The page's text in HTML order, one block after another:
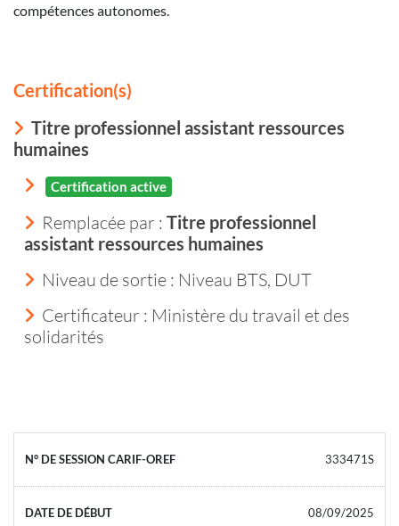
compétences autonomes.
Certification(s)
Titre professionnel assistant ressources
humaines
Certification active
Remplacée par : Titre professionnel
assistant ressources humaines
Niveau de sortie : Niveau BTS, DUT
Certificateur : Ministère du travail et des
solidarités
333471S
08/09/2025